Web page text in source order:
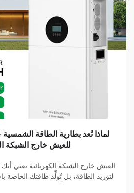
لماذا تُعد بطارية الطاقة
للعيش خارج الشبكة
العيش خارج الشبكة الكهربائية يعني أنك
لتوريد الطاقة، بل تُولِّد طاقتك الخاصة